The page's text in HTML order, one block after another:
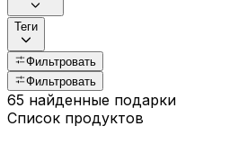
Теги
Фильтровать
Фильтровать
65 найденные подарки
Список продуктов